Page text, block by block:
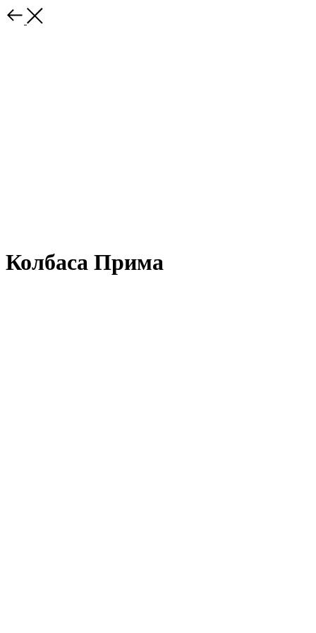
Колбаса Прима